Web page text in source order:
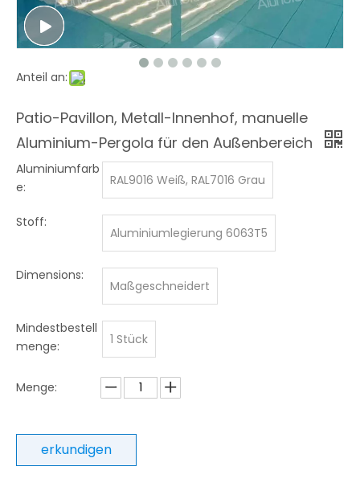
Anteil an:
Patio-Pavillon, Metall-Innenhof, manuelle
Aluminium-Pergola für den Außenbereich
Aluminiumfarb
e:
RAL9016 Weiß, RAL7016 Grau
Stoff:
Aluminiumlegierung 6063T5
Dimensions:
Maßgeschneidert
Mindestbestell
menge:
1 Stück
Menge:
erkundigen